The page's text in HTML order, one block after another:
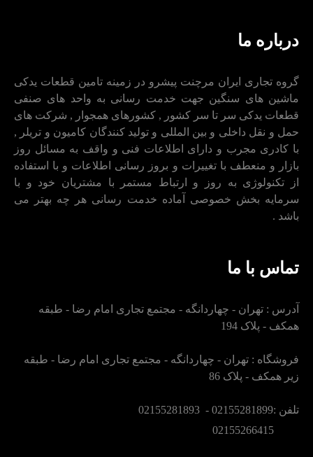
درباره ما
گروه تجاری ایران مرچنت پیشرو در زمینه تامین قطعات یدکی
ماشین های سنگین جهت خدمت رسانی به واحد های صنفی
قطعات یدکی سر تا سر کشور , کشورهای همجوار , شرکت های
حمل و نقل داخلی و بین المللی و تولید کنندگان کامیون و تریلر ,
با کادری مجرب و دارای اطلاعات فنی و واقف به مسائل روز
بازار و منعطف با تغییرات و بروز رسانی اطلاعات و با استفاده
از تکنولوژی به روز و ارتباط مستمر با مشتریان خود و با
سرمایه بخش خصوصی آماده خدمت رسانی هر چه بهتر می
باشد .
تماس با ما
آدرس : تهران - چهاردانگه - مجتمع تجاری امام رضا - طبقه
همکف - پلاک 194
فروشگاه : تهران - چهاردانگه - مجتمع تجاری امام رضا - طبقه
زیر همکف - پلاک 86
تلفن :02155281899 - 02155281893